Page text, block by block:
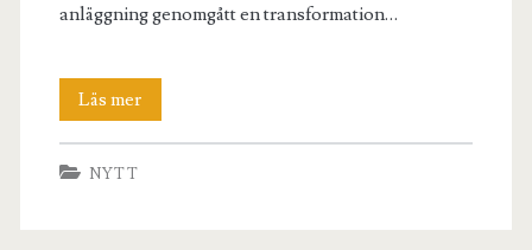
anläggning genomgått en transformation…
Läs merAlunda
Återvinning
NYTT